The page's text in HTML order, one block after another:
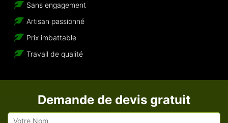
Sans engagement
Artisan passionné
Prix imbattable
Travail de qualité
Demande de devis gratuit